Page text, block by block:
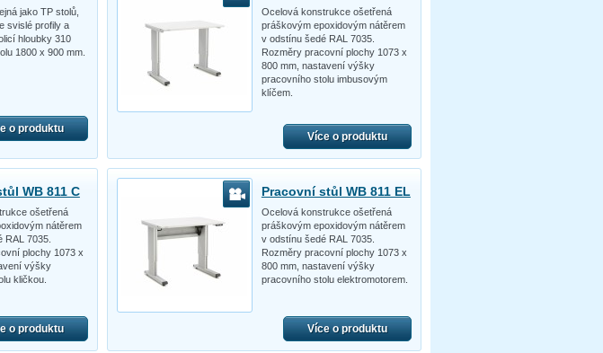
jako TP stolů,
svislé profily a
hloubky 310
1800 x 900 mm.
o produktu
Ocelová konstrukce ošetřená
práškovým epoxidovým nátěrem
v odstínu šedé RAL 7035.
Rozměry pracovní plochy 1073 x
800 mm, nastavení výšky
pracovního stolu imbusovým
klíčem.
Více o produktu
WB 811 C
ošetřená
nátěrem
RAL 7035.
plochy 1073 x
výšky
kličkou.
o produktu
Pracovní stůl WB 811 EL
Ocelová konstrukce ošetřená
práškovým epoxidovým nátěrem
v odstínu šedé RAL 7035.
Rozměry pracovní plochy 1073 x
800 mm, nastavení výšky
pracovního stolu elektromotorem.
Více o produktu